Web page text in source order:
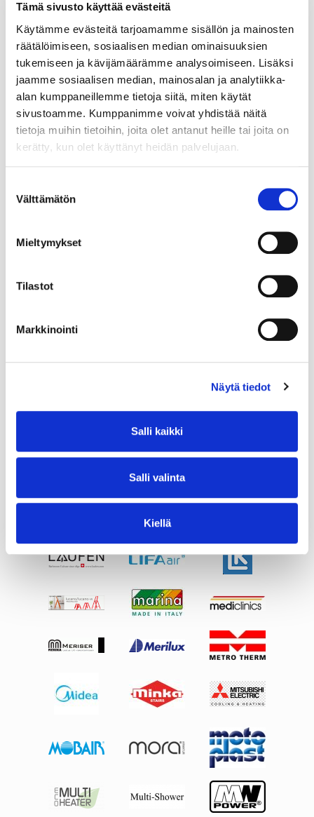
Tämä sivusto käyttää evästeitä
Käytämme evästeitä tarjoamamme sisällön ja mainosten
räätälöimiseen, sosiaalisen median ominaisuuksien
tukemiseen ja kävijämäärämme analysoimiseen. Lisäksi
jaamme sosiaalisen median, mainosalan ja analytiikka-
alan kumppaneillemme tietoja siitä, miten käytät
sivustoamme. Kumppanimme voivat yhdistää näitä
tietoja muihin tietoihin, joita olet antanut heille tai joita on
kerätty, kun olet käyttänyt heidän palvelujaan.
valinta
Välttämätön
Mieltymykset
Tilastot
Markkinointi
Näytä tiedot
Salli kaikki
Salli valinta
Kiellä